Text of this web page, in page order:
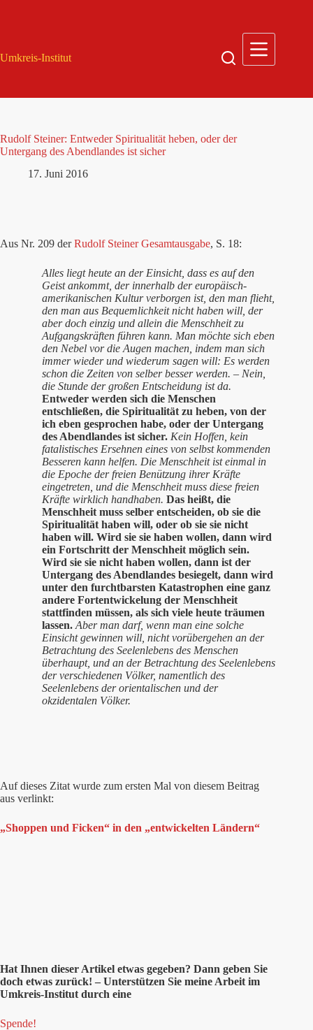
Umkreis-Institut
Rudolf Steiner: Entweder Spiritualität heben, oder der
Untergang des Abendlandes ist sicher
17. Juni 2016
Aus Nr. 209 derRudolf Steiner Gesamtausgabe, S. 18:
Alles liegt heute an der Einsicht, dass es auf den
Geist ankommt, der innerhalb der europäisch-
amerikanischen Kultur verborgen ist, den man flieht,
den man aus Bequemlichkeit nicht haben will, der
aber doch einzig und allein die Menschheit zu
Aufgangskräften führen kann. Man möchte sich eben
den Nebel vor die Augen machen, indem man sich
immer wieder und wiederum sagen will: Es werden
schon die Zeiten von selber besser werden. – Nein,
die Stunde der großen Entscheidung ist da.
Entweder werden sich die Menschen
entschließen, die Spiritualität zu heben, von der
ich eben gesprochen habe, oder der Untergang
des Abendlandes ist sicher. Kein Hoffen, kein
fatalistisches Ersehnen eines von selbst kommenden
Besseren kann helfen. Die Menschheit ist einmal in
die Epoche der freien Benützung ihrer Kräfte
eingetreten, und die Menschheit muss diese freien
Kräfte wirklich handhaben. Das heißt, die
Menschheit muss selber entscheiden, ob sie die
Spiritualität haben will, oder ob sie sie nicht
haben will. Wird sie sie haben wollen, dann wird
ein Fortschritt der Menschheit möglich sein.
Wird sie sie nicht haben wollen, dann ist der
Untergang des Abendlandes besiegelt, dann wird
unter den furchtbarsten Katastrophen eine ganz
andere Fortentwickelung der Menschheit
stattfinden müssen, als sich viele heute träumen
lassen. Aber man darf, wenn man eine solche
Einsicht gewinnen will, nicht vorübergehen an der
Betrachtung des Seelenlebens des Menschen
überhaupt, und an der Betrachtung des Seelenlebens
der verschiedenen Völker, namentlich des
Seelenlebens der orientalischen und der
okzidentalen Völker.
Auf dieses Zitat wurde zum ersten Mal von diesem Beitrag
aus verlinkt:
„Shoppen und Ficken“ in den „entwickelten Ländern“
Hat Ihnen dieser Artikel etwas gegeben? Dann geben Sie
doch etwas zurück! – Unterstützen Sie meine Arbeit im
Umkreis-Institut durch eine
Spende!